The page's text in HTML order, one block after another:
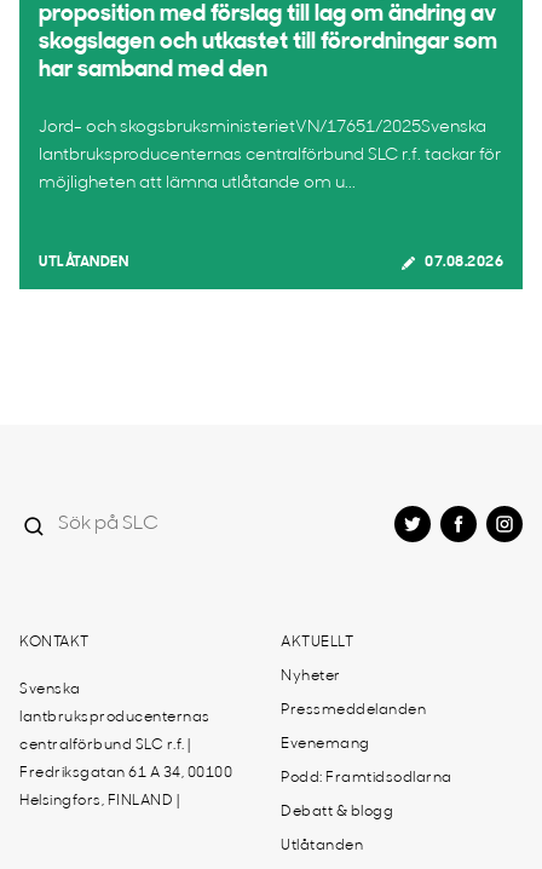
proposition med förslag till lag om ändring av
skogslagen och utkastet till förordningar som
har samband med den
Jord- och skogsbruksministerietVN/17651/2025Svenska
lantbruksproducenternas centralförbund SLC r.f. tackar för
möjligheten att lämna utlåtande om u...
UTLÅTANDEN 07.08.2026
KONTAKT
Svenska
lantbruksproducenternas
centralförbund SLC r.f. |
Fredriksgatan 61 A 34, 00100
Helsingfors, FINLAND |
AKTUELLT
Nyheter
Pressmeddelanden
Evenemang
Podd: Framtidsodlarna
Debatt & blogg
Utlåtanden